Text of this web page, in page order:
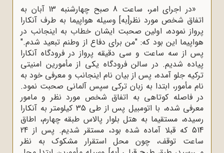
«در اجرای امر، ساعت 8 صبح چهارشنبه 13 آبان به
اتفاق شخص مورد نظر[به] وسیله هواپیما به طرف آنکارا
پرواز نموده، اولین صحبت ایشان خطاب به اینجانب در
هواپیما این بود که: "من برای دفاع از وطنم تبعید شدم."
پس از سه ساعت و سی دقیقه پرواز در فرودگاه آنکارا
پیاده شدیم. در سالن فرودگاه یکی از مأمورین امنیتی
ترکیه جلو آمده، پس از بیان نام اینجانب و معرفی خود به
نام مأمور، ابتدا به زبان ترکی سپس آلمانی صحبت نمود.
در فاصله کوتاهی به اتفاق شخص مورد نظر و مامور
معرفی شده، با اتومبیل پس از طی 35 کیلومتر به آنکارا
رسیده، مستقیما به هتل بلوار پالاس طبقه چهارم، اطاق
514 که قبلا آماده شده بود، مستقر شدیم. پس از 24
ساعت توقف، چون محل استقرار مشکوک به نظر